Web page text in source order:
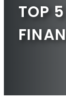
TOP